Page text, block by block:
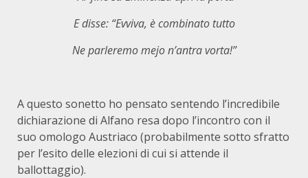
E disse: “Evviva, è combinato tutto
Ne parleremo mejo n’antra vorta!”
A questo sonetto ho pensato sentendo l’incredibile
dichiarazione di Alfano resa dopo l’incontro con il
suo omologo Austriaco (probabilmente sotto sfratto
per l’esito delle elezioni di cui si attende il
ballottaggio).